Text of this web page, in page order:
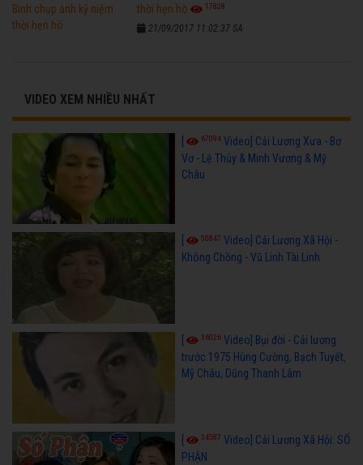
thời hẹn hò
17828
21/09/2017 11:02:37 SA
VIDEO XEM NHIỀU NHẤT
[ 67094 Video] Cải Lương Xưa - Bơ
Vơ - Lệ Thủy & Minh Vương & Mỹ
Châu
50847 Video] Cải Lương Xã Hội -
Không Chồng - Vũ Linh Tài Linh
36026 Video] Bụi đời - Cải lương
trước 1975 Hùng Cường, Bạch Tuyết,
Mỹ Châu, Dũng Thanh Lâm
34587 Video] Cải Lương Xã Hội: SỐ
PHẬN